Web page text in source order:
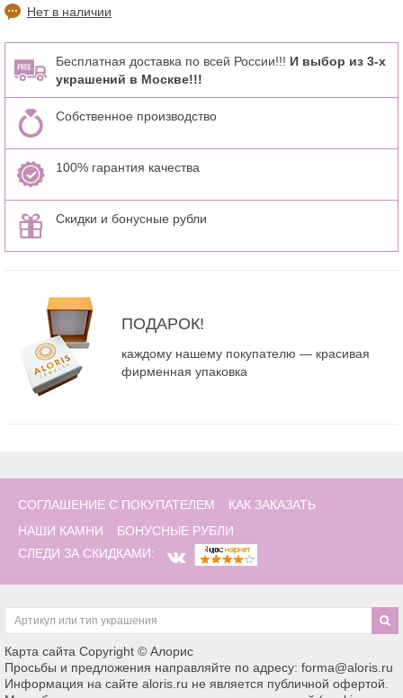
Нет в наличии
Бесплатная доставка по всей России!!! И выбор из 3-х
украшений в Москве!!!
Собственное производство
100% гарантия качества
Скидки и бонусные рубли
ПОДАРОК!
каждому нашему покупателю — красивая
фирменная упаковка
СОГЛАШЕНИЕ С ПОКУПАТЕЛЕМ
КАК ЗАКАЗАТЬ
НАШИ КАМНИ
БОНУСНЫЕ РУБЛИ
СЛЕДИ ЗА СКИДКАМИ:
Карта сайта Copyright © Алорис
Просьбы и предложения направляйте по адресу: forma@aloris.ru
Информация на сайте aloris.ru не является публичной офертой.